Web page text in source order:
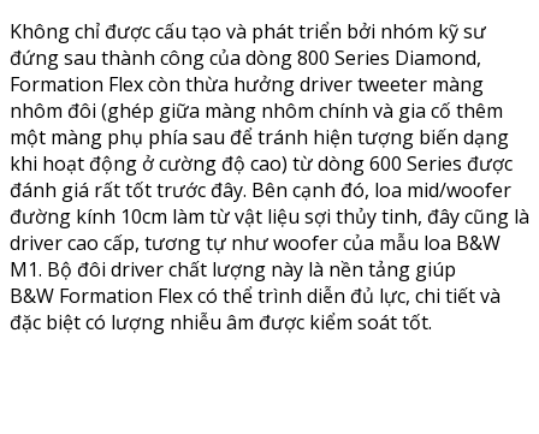
Không chỉ được cấu tạo và phát triển bởi nhóm kỹ sư
đứng sau thành công của dòng 800 Series Diamond,
Formation Flex còn thừa hưởng driver tweeter màng
nhôm đôi (ghép giữa màng nhôm chính và gia cố thêm
một màng phụ phía sau để tránh hiện tượng biến dạng
khi hoạt động ở cường độ cao) từ dòng 600 Series được
đánh giá rất tốt trước đây. Bên cạnh đó, loa mid/woofer
đường kính 10cm làm từ vật liệu sợi thủy tinh, đây cũng là
driver cao cấp, tương tự như woofer của mẫu loa B&W
M1. Bộ đôi driver chất lượng này là nền tảng giúp
B&W Formation Flex có thể trình diễn đủ lực, chi tiết và
đặc biệt có lượng nhiễu âm được kiểm soát tốt.